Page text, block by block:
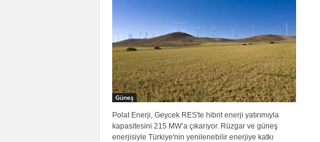
Güneş
Polat Enerji, Geycek RES'te hibrit enerji yatırımıyla
kapasitesini 215 MW’a çıkarıyor. Rüzgar ve güneş
enerjisiyle Türkiye'nin yenilenebilir enerjiye katkı